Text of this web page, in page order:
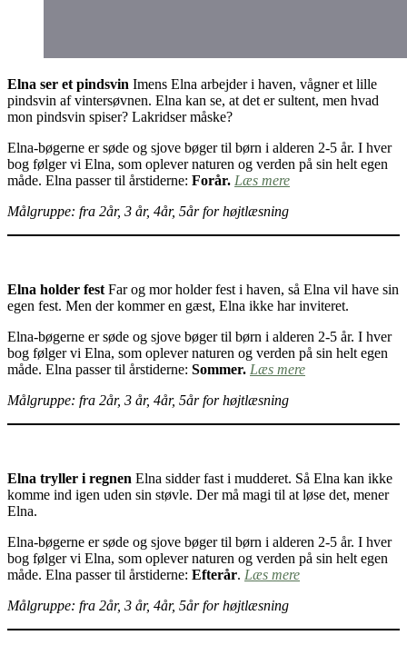
Elna ser et pindsvin Imens Elna arbejder i haven, vågner et lille
pindsvin af vintersøvnen. Elna kan se, at det er sultent, men hvad
mon pindsvin spiser? Lakridser måske?
Elna-bøgerne er søde og sjove bøger til børn i alderen 2-5 år. I hver
bog følger vi Elna, som oplever naturen og verden på sin helt egen
måde. Elna passer til årstiderne: Forår. Læs mere
Målgruppe: fra 2år, 3 år, 4år, 5år for højtlæsning
Elna holder fest Far og mor holder fest i haven, så Elna vil have sin
egen fest. Men der kommer en gæst, Elna ikke har inviteret.
Elna-bøgerne er søde og sjove bøger til børn i alderen 2-5 år. I hver
bog følger vi Elna, som oplever naturen og verden på sin helt egen
måde. Elna passer til årstiderne: Sommer. Læs mere
Målgruppe: fra 2år, 3 år, 4år, 5år for højtlæsning
Elna tryller i regnen Elna sidder fast i mudderet. Så Elna kan ikke
komme ind igen uden sin støvle. Der må magi til at løse det, mener
Elna.
Elna-bøgerne er søde og sjove bøger til børn i alderen 2-5 år. I hver
bog følger vi Elna, som oplever naturen og verden på sin helt egen
måde. Elna passer til årstiderne: Efterår. Læs mere
Målgruppe: fra 2år, 3 år, 4år, 5år for højtlæsning